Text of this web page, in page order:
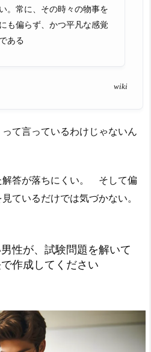
。常に、その時々の物事を
も偏らず、かつ平凡な感覚
ある
wiki
て言っているわけじゃないん
解答が落ちにくい。 そして偏
ているだけでは気づかない。
性が、試験問題を解いて
作成してください